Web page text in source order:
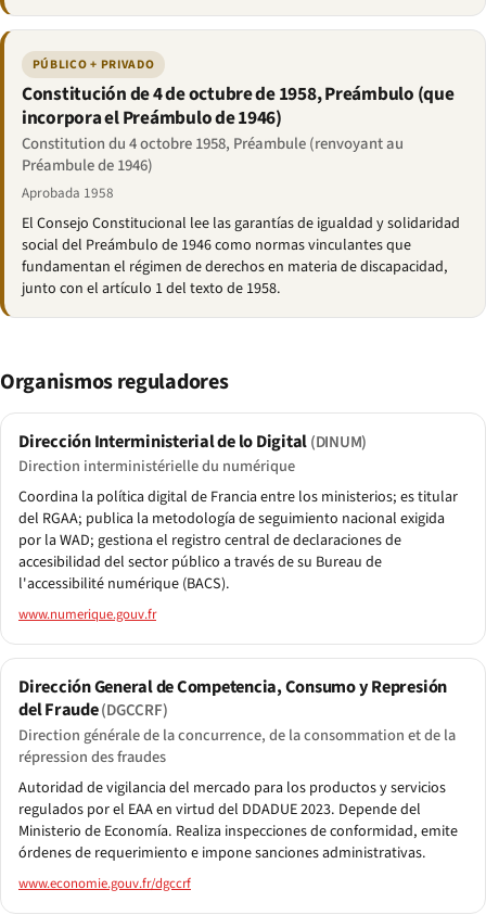
PÚBLICO + PRIVADO
Constitución de 4 de octubre de 1958, Preámbulo (que
incorpora el Preámbulo de 1946)
Constitution du 4 octobre 1958, Préambule (renvoyant au
Préambule de 1946)
Aprobada 1958
El Consejo Constitucional lee las garantías de igualdad y solidaridad
social del Preámbulo de 1946 como normas vinculantes que
fundamentan el régimen de derechos en materia de discapacidad,
junto con el artículo 1 del texto de 1958.
Organismos reguladores
Dirección Interministerial de lo Digital(DINUM)
Direction interministérielle du numérique
Coordina la política digital de Francia entre los ministerios; es titular
del RGAA; publica la metodología de seguimiento nacional exigida
por la WAD; gestiona el registro central de declaraciones de
accesibilidad del sector público a través de su Bureau de
l'accessibilité numérique (BACS).
www.numerique.gouv.fr
Dirección General de Competencia, Consumo y Represión
del Fraude(DGCCRF)
Direction générale de la concurrence, de la consommation et de la
répression des fraudes
Autoridad de vigilancia del mercado para los productos y servicios
regulados por el EAA en virtud del DDADUE 2023. Depende del
Ministerio de Economía. Realiza inspecciones de conformidad, emite
órdenes de requerimiento e impone sanciones administrativas.
www.economie.gouv.fr/dgccrf